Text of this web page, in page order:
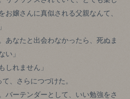
お嬢さんに真似される父親なんて、
あなたと出会わなかったら、死ぬま
い」
しれません」
、さらにつづけた。
バーテンダーとして、いい勉強をさ